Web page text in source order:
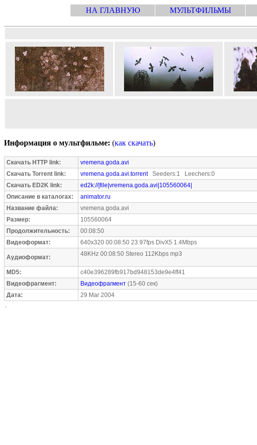
НА ГЛАВНУЮ МУЛЬТФИЛЬМЫ
Информация о мультфильме: (как скачать)
Скачать HTTP link:
vremena.goda.avi
Скачать Torrent link:
vremena.goda.avi.torrentSeeders:1 Leechers:0
Скачать ED2K link:
ed2k://|file|vremena.goda.avi|105560064|
Описание в каталогах:
animator.ru
Название файла:
vremena.goda.avi
Размер:
105560064
Продолжительность:
00:08:50
Видеоформат:
640x320 00:08:50 23.97fps DivX5 1.4Mbps
Аудиоформат: 48KHz 00:08:50 Stereo 112Kbps mp3
MD5:
c40e396289fb917bd948153de9e4ff41
Видеофрагмент:
Видеофрагмент (15-60 сек)
Дата:
29 Mar 2004